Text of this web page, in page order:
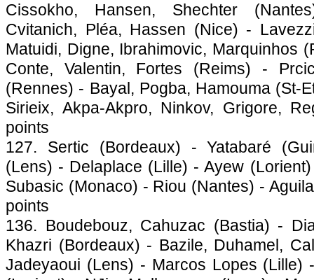
Cissokho, Hansen, Shechter
Cvitanich, Pléa, Hassen (Nice) -
Matuidi, Digne, Ibrahimovic, Marquinhos
Conte, Valentin, Fortes (Reims) -
(Rennes) - Bayal, Pogba, Hamouma (St-
Sirieix, Akpa-Akpro, Ninkov, Grigore,
points
127. Sertic (Bordeaux) - Yatabaré
(Lens) - Delaplace (Lille) - Ayew
Subasic (Monaco) - Riou (Nantes) -
points
136. Boudebouz, Cahuzac (Bastia) -
Khazri (Bordeaux) - Bazile, Duhamel,
Jadeyaoui (Lens) - Marcos Lopes (Lille)